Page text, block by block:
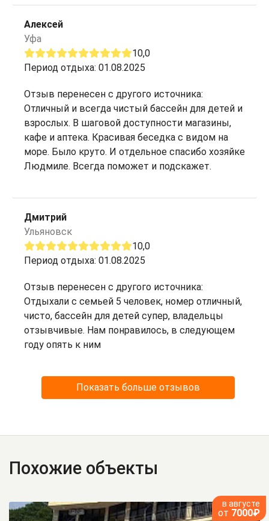
Алексей
Уфа
10,0
Период отдыха: 01.08.2025
Отзыв перенесен с другого источника:
Отличный и всегда чистый бассейн для детей и
взрослых. В шаговой доступности магазины,
кафе и аптека. Красивая беседка с видом на
море. Было круто. И отдельное спасибо хозяйке
Людмиле. Всегда поможет и подскажет.
Дмитрий
Ульяновск
10,0
Период отдыха: 01.08.2025
Отзыв перенесен с другого источника:
Отдыхали с семьей 5 человек, номер отличный,
чисто, бассейн для детей супер, владельцы
отзывчивые. Нам понравилось, в следующем
году опять к ним
Показать больше отзывов
Похожие объекты
в августе
от 7000₽